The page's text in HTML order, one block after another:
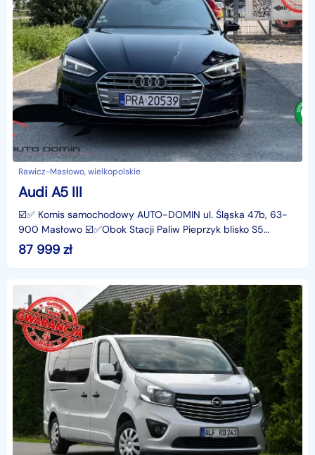
Rawicz-Masłowo, wielkopolskie
Audi A5 III
☑️✅ Komis samochodowy AUTO-DOMIN ul. Śląska 47b, 63-
900 Masłowo ☑️✅Obok Stacji Paliw Pieprzyk blisko S5
WROCŁAW - POZNAŃ✅✅✅ ☑️☑️☑️ ✅✅✅ ☑️☑️☑️ ✅✅✅ ☑️☑️☑️U
nas n
87 999 zł